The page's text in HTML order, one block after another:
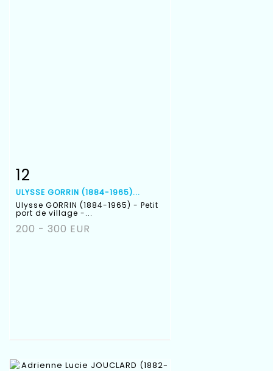
Fiche détaillée
12
ULYSSE GORRIN (1884-1965)...
Ulysse GORRIN (1884-1965) - Petit
port de village -...
200 - 300 EUR